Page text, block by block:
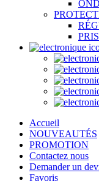
Accueil
NOUVEAUTÉS
PROMOTION
Contactez nous
Demander un
Favoris